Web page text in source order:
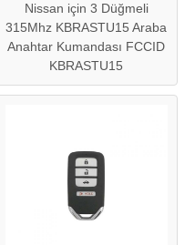
Nissan için 3 Düğmeli
315Mhz KBRASTU15 Araba
Anahtar Kumandası FCCID
KBRASTU15